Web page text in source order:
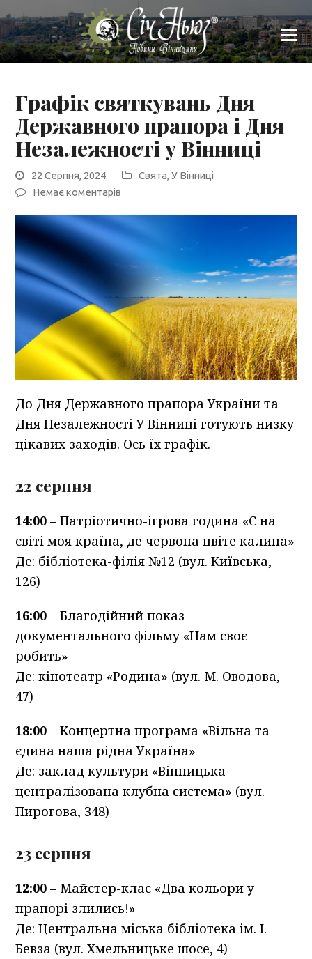
Графік святкувань Дня
Державного прапора і Дня
Незалежності у Вінниці
22 Серпня, 2024 Cвята,У Вінниці
Немає коментарів
До Дня Державного прапора України та
Дня Незалежності У Вінниці готують низку
цікавих заходів. Ось їх графік.
22 серпня
14:00 – Патріотично-ігрова година «Є на
світі моя країна, де червона цвіте калина»
Де: бібліотека-філія №12 (вул. Київська,
126)
16:00 – Благодійний показ
документального фільму «Нам своє
робить»
Де: кінотеатр «Родина» (вул. М. Оводова,
47)
18:00 – Концертна програма «Вільна та
єдина наша рідна Україна»
Де: заклад культури «Вінницька
централізована клубна система» (вул.
Пирогова, 348)
23 серпня
12:00– Майстер-клас «Два кольори у
прапорі злились!»
Де: Центральна міська бібліотека ім. І.
Бевза (вул. Хмельницьке шосе, 4)